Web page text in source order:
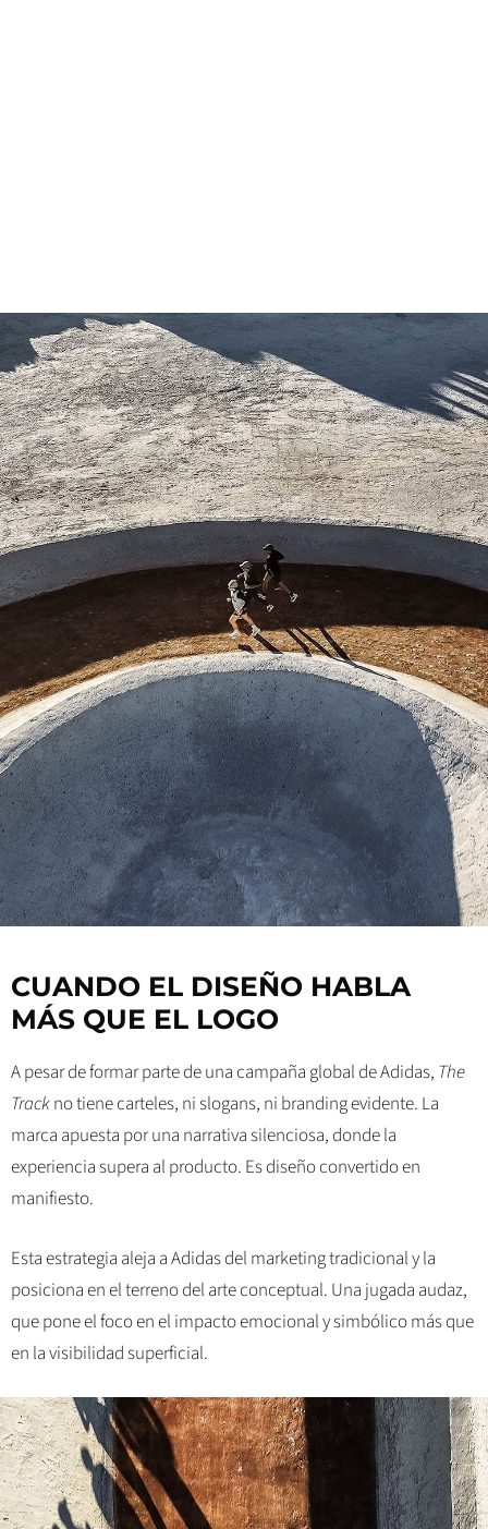
CUANDO EL DISEÑO HABLA
MÁS QUE EL LOGO
A pesar de formar parte de una campaña global de Adidas, The
Trackno tiene carteles, ni slogans, ni branding evidente. La
marca apuesta por una narrativa silenciosa, donde la
experiencia supera al producto. Es diseño convertido en
manifiesto.
Esta estrategia aleja a Adidas del marketing tradicional y la
posiciona en el terreno del arte conceptual. Una jugada audaz,
que pone el foco en el impacto emocional y simbólico más que
en la visibilidad superficial.